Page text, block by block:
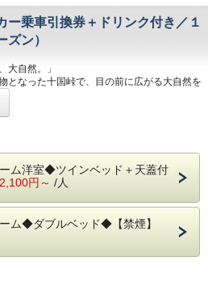
（最終入場 23:30）
（最終入場 10:00）
浴・貸切露天風呂
ざいます。
ては＜0557-82-8111＞までお問い合わせく
あり先着順のお申し込みとなります。
、ホテルよりご連絡いたします。（近隣のコ
をお客様ご自身でご利用ください。）
ページの「アクセス欄」をご確認くださ
宿泊税200円が別途かかります。
景色は「感動」間違いなし。
や熱海の夜景が一望できます。
朝日や熱海の夜景が一望できます。
子様がいらっしゃる場合は備考欄へご人数を
。
ら昇る朝日を肌で感じながら、夕食は幻想的
に、当館のビュッフェをお楽しみください。
に、海を見ながらお召し上がりいただく夕食
きやピザ焼き、カニもお楽しみいただけま
時期によって異なる場合がございます。
さいませ。（写真はイメージとなりま
ー乗車引換券＋ドリンク付き／１
ン）
大自然。」
となった十国峠で、目の前に広がる大自然を
しか味わえないひと時をご堪能ください。
換の期間は、チェックアウト日までとなりま
83-6211＞までお問い合わせください。
ム洋室◆ツインベッド＋天蓋付
円～ /人
ーム◆ダブルベッド◆【禁煙】